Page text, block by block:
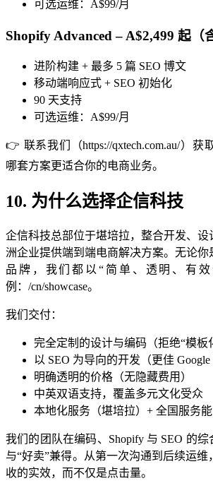
可选运维：A$99/月
Shopify Advanced – A$2,499 起（
进阶构建 + 最多 5 篇 SEO 博文
移动端响应式 + SEO 初始化
90 天支持
可选运维：A$99/月
👉 联系我们（https://qxtech.com.au/）获
哪套方案更适合你的电商业务。
10. 为什么选择企信科技
企信科技总部位于堪培拉，整合开发、设
洲企业提供端到端电商解决方案。无论你
品牌，我们都以“简单、透明、有
例：/cn/showcase。
我们交付：
完全定制的设计与编码（拒绝“模板
以 SEO 为导向的开发（更佳 Google
明确透明的价格（无隐藏费用）
中英双语支持，覆盖多元文化受众
本地化服务（堪培拉）+ 全国服务
我们的团队在编码、Shopify 与 SEO 的
与“好卖”兼得。从第一次沟通到后续运
收的实效，而不仅是点击量。